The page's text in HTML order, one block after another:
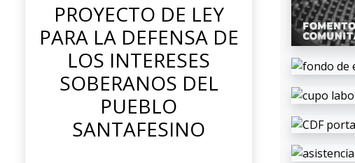
PROYECTO DE LEY
PARA LA DEFENSA DE
LOS INTERESES
SOBERANOS DEL
PUEBLO
SANTAFESINO